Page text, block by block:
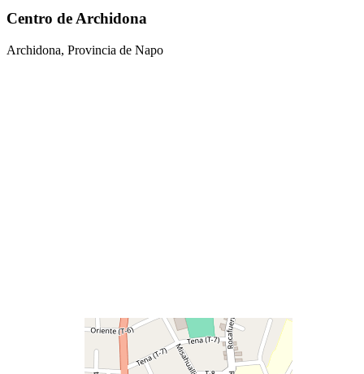
Centro de Archidona
Archidona, Provincia de Napo